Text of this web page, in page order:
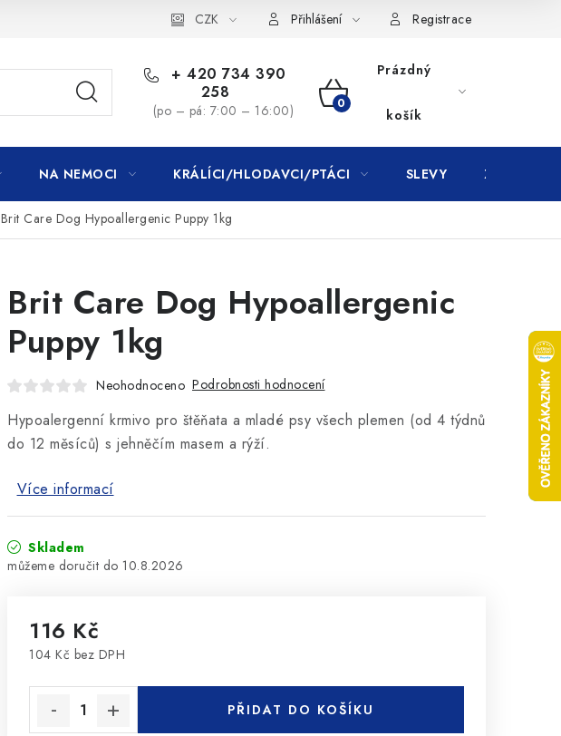
CZK Přihlášení Registrace
+ 420 734 390
258
(po – pá: 7:00 – 16:00)
NÁKUPNÍ
KOŠÍK
Prázdný
košík
NA NEMOCI KRÁLÍCI/HLODAVCI/PTÁCI SLEVY ZNAČKY
Brit Care Dog Hypoallergenic Puppy 1kg
Brit Care Dog Hypoallergenic
Puppy 1kg
Neohodnoceno Podrobnosti hodnocení
Hypoalergenní krmivo pro štěňata a mladé psy všech plemen (od 4 týdnů
do 12 měsíců) s jehněčím masem a rýží.
Více informací
Skladem
10.8.2026
116 Kč
104 Kč bez DPH
PŘIDAT DO KOŠÍKU